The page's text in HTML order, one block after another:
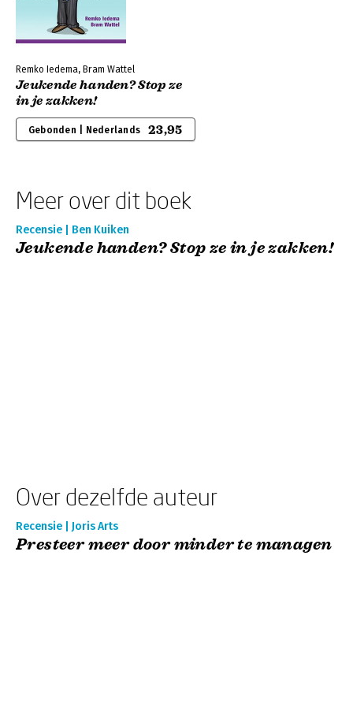
Remko Iedema, Bram Wattel
Jeukende handen? Stop ze
in je zakken!
Gebonden | Nederlands 23,95
Meer over dit boek
Recensie | Ben Kuiken
Jeukende handen? Stop ze in je zakken!
Over dezelfde auteur
Recensie | Joris Arts
Presteer meer door minder te managen